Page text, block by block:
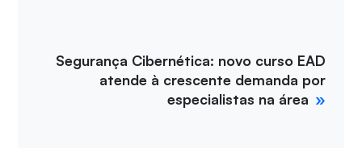
Segurança Cibernética: novo curso EAD
atende à crescente demanda por
especialistas na área